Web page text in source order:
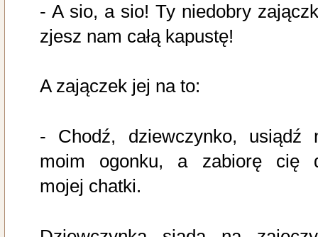
- A sio, a sio! Ty niedobry
zjesz nam całą kapustę!
A zajączek jej na to:
- Chodź, dziewczynko, usiądź
moim ogonku, a zabiorę cię
mojej chatki.